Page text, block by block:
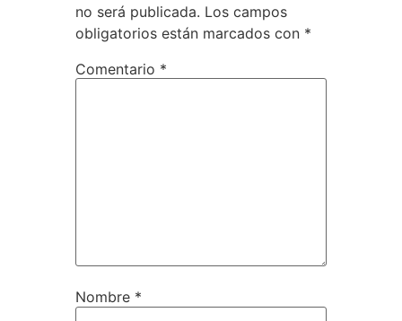
no será publicada. Los campos
obligatorios están marcados con *
Comentario *
Nombre *